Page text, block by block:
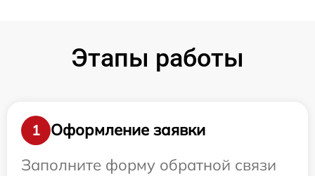
Этапы работы
1
Оформление заявки
Заполните форму обратной связи